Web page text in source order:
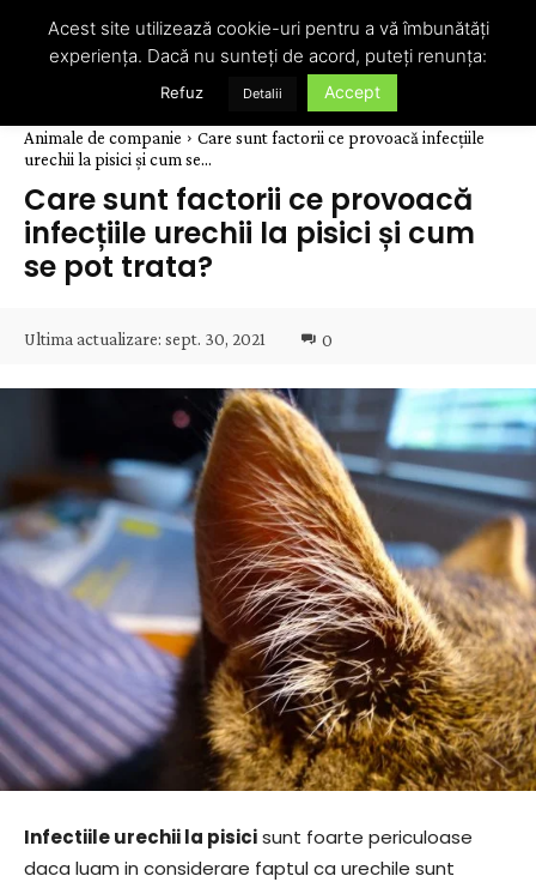
Animale de companie
Care sunt factorii ce provoacă infecțiile
urechii la pisici și cum se...
Care sunt factorii ce provoacă
infecțiile urechii la pisici și cum
se pot trata?
Ultima actualizare: sept. 30, 2021 0
Infectiile urechii la pisicisunt foarte periculoase
daca luam in considerare faptul ca urechile sunt
Acest site utilizează cookie-uri pentru a vă îmbunătăți
experiența. Dacă nu sunteți de acord, puteți renunța:
Refuz Detalii Accept